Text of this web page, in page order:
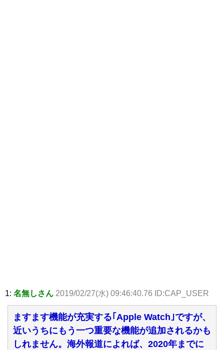
1: 名無しさん 2019/02/27(水) 09:46:40.76 ID:CAP_USER
ますます機能が充実する｢Apple Watch｣ですが、
近いうちにもう一つ重要な機能が追加されるかも
しれません。海外報道によれば、2020年までに